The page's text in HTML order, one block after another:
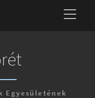
Egyesületének